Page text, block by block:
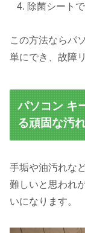
除菌シート
この方法ならパ
単にでき、故障
パソコン キ
る頑固な汚
手垢や油汚れな
難しいと思われ
いになります。